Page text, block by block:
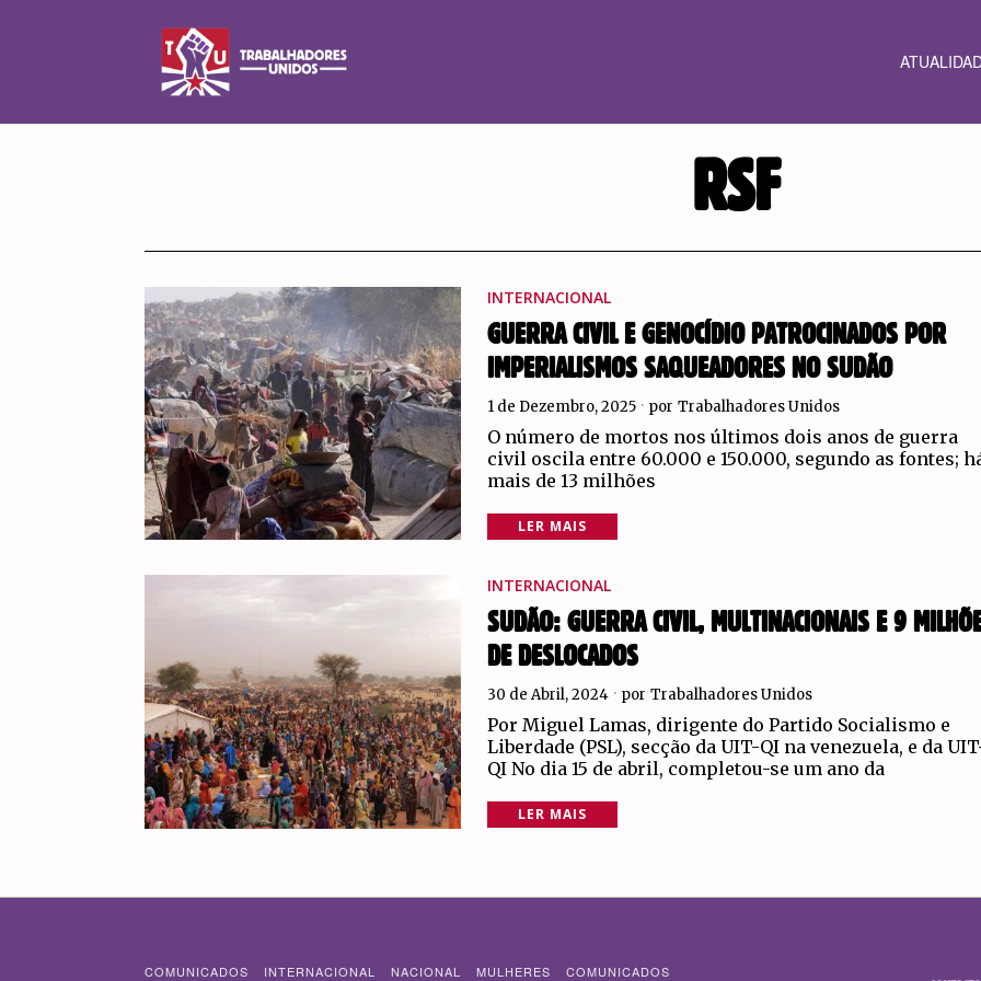
RSF
INTERNACIONAL
GUERRA CIVIL E GENOCÍDIO PATROCINADOS POR
IMPERIALISMOS SAQUEADORES NO SUDÃO
1 de Dezembro, 2025 por Trabalhadores Unidos
O número de mortos nos últimos dois anos de guerra
civil oscila entre 60.000 e 150.000, segundo as fontes;
mais de 13 milhões
LER MAIS
INTERNACIONAL
SUDÃO: GUERRA CIVIL, MULTINACIONAIS E 9
DE DESLOCADOS
30 de Abril, 2024 por Trabalhadores Unidos
Por Miguel Lamas, dirigente do Partido Socialismo e
Liberdade (PSL), secção da UIT-QI na venezuela, e da
QI No dia 15 de abril, completou-se um ano da
LER MAIS
COMUNICADOS INTERNACIONAL NACIONAL MULHERES
COMUNICADOS